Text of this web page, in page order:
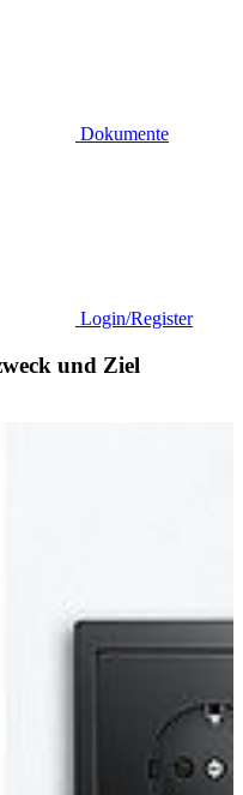
Dokumente
Login/Register
und Ziel